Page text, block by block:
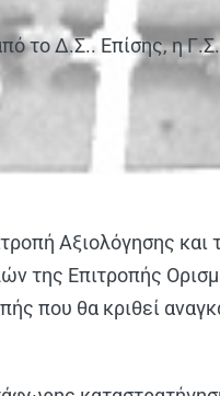
το Δ.Σ.. Επίσης, η
Αξιολόγησης και
της Επιτροπής
που θα κριθεί